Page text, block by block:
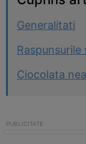
Generalitati
Raspunsurile
Ciocolata